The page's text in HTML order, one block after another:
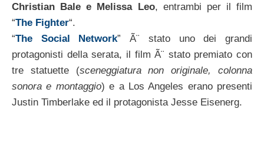
Christian Bale e Melissa Leo, entrambi per il film
“The Fighter“.
“The Social Network” Ã¨ stato uno dei grandi
protagonisti della serata, il film Ã¨ stato premiato con
tre statuette (sceneggiatura non originale, colonna
sonora e montaggio) e a Los Angeles erano presenti
Justin Timberlake ed il protagonista Jesse Eisenerg.